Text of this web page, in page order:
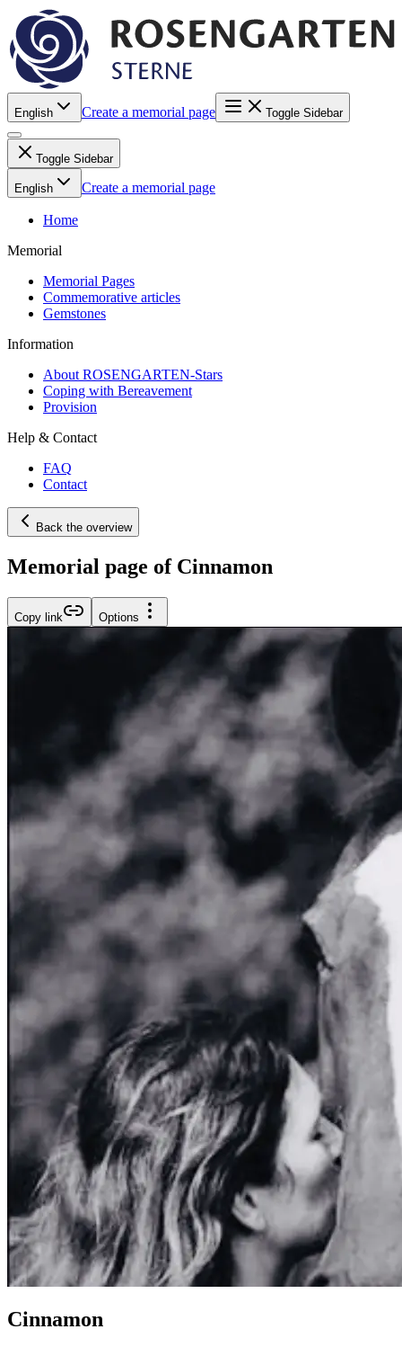
English Create a memorial page Toggle Sidebar
Toggle Sidebar
English Create a memorial page
Home
Memorial
Memorial Pages
Commemorative articles
Gemstones
Information
About ROSENGARTEN-Stars
Coping with Bereavement
Provision
Help & Contact
FAQ
Contact
Back the overview
Memorial page of Cinnamon
Copy link Options
Cinnamon